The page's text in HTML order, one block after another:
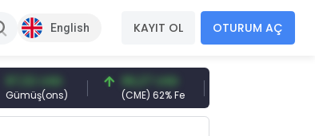
English KAYIT OL OTURUM AÇ
USD 96,27 USD
(CME) 62% Fe